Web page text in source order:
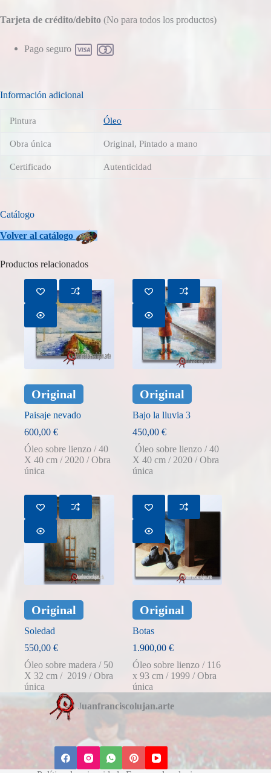
Tarjeta de crédito/debito (No para todos los productos)
Pago seguro
Información adicional
Pintura Óleo
Obra única Original, Pintado a mano
Certificado Autenticidad
Catálogo
Volver al catálogo
Productos relacionados
Original
Paisaje nevado
600,00 €
Óleo sobre lienzo / 40
X 40 cm / 2020 / Obra
única
Original
Bajo la lluvia 3
450,00 €
Óleo sobre lienzo / 40
X 40 cm / 2020 / Obra
única
Original
Soledad
550,00 €
Óleo sobre madera / 50
X 32 cm / 2019 / Obra
única
Original
Botas
1.900,00 €
Óleo sobre lienzo / 116
x 93 cm / 1999 / Obra
única
Juanfranciscolujan.arte